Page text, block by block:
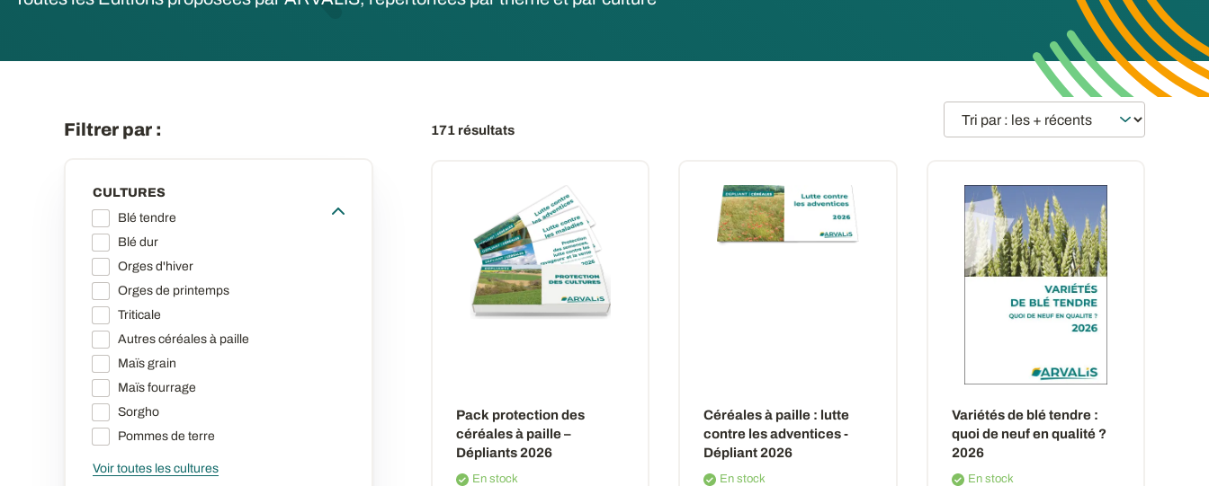
Filtrer par :
CULTURES
Blé tendre
Blé dur
Orges d'hiver
Orges de printemps
Triticale
Autres céréales à paille
Maïs grain
Maïs fourrage
Sorgho
Pommes de terre
Voir toutes les cultures
171 résultats
Pack protection des
céréales à paille –
Dépliants 2026
En stock
Céréales à paille : lutte
contre les adventices -
Dépliant 2026
En stock
Variétés de blé tendre :
quoi de neuf en qualité ?
2026
En stock